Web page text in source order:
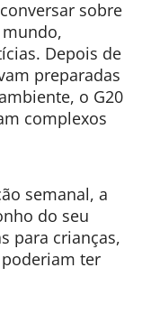
sobre
Depois de
preparadas
o G20
complexos
semanal, a
do seu
para crianças,
ter